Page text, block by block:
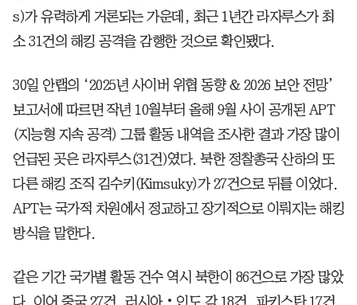
s)가 유력하게 거론되는 가운데, 최근 1년간 라자루스가 최
소 31건의 해킹 공격을 감행한 것으로 확인됐다.
30일 안랩의 ‘2025년 사이버 위협 동향 & 2026 보안 전망’
보고서에 따르면 작년 10월부터 올해 9월 사이 공개된 APT
(지능형 지속 공격) 그룹 활동 내역을 조사한 결과 가장 많이
언급된 곳은 라자루스(31건)였다. 북한 정찰총국 산하의 또
다른 해킹 조직 김수키(Kimsuky)가 27건으로 뒤를 이었다.
APT는 국가적 차원에서 정교하고 장기적으로 이뤄지는 해킹
방식을 말한다.
같은 기간 국가별 활동 건수 역시 북한이 86건으로 가장 많았
다. 이어 중국 27건, 러시아‧인도 각 18건, 파키스탄 17건